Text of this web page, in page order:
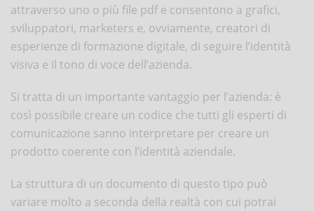
attraverso uno o più file pdf e consentono a grafici,
sviluppatori, marketers e, ovviamente, creatori di
esperienze di formazione digitale, di seguire l’identità
visiva e il tono di voce dell’azienda.
Si tratta di un importante vantaggio per l’azienda: è
così possibile creare un codice che tutti gli esperti di
comunicazione sanno interpretare per creare un
prodotto coerente con l’identità aziendale.
La struttura di un documento di questo tipo può
variare molto a seconda della realtà con cui potrai